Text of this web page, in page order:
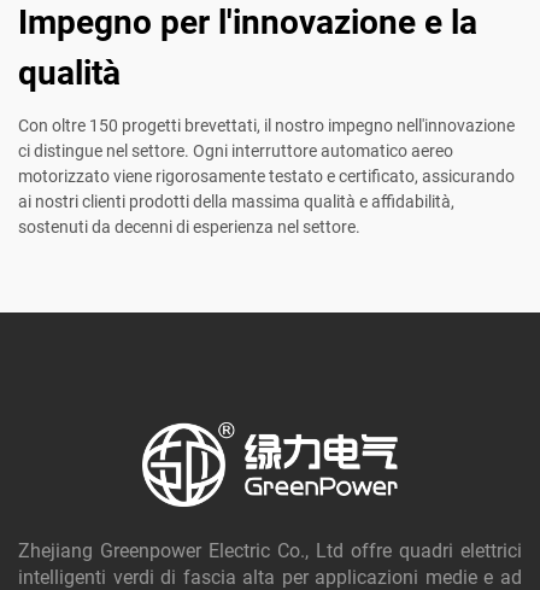
Impegno per l'innovazione e la
qualità
Con oltre 150 progetti brevettati, il nostro impegno nell'innovazione
ci distingue nel settore. Ogni interruttore automatico aereo
motorizzato viene rigorosamente testato e certificato, assicurando
ai nostri clienti prodotti della massima qualità e affidabilità,
sostenuti da decenni di esperienza nel settore.
Zhejiang Greenpower Electric Co., Ltd offre quadri elettrici
intelligenti verdi di fascia alta per applicazioni medie e ad